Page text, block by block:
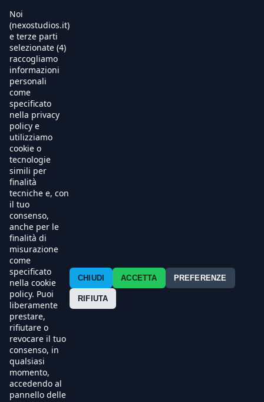
Contatti
Noi
(nexostudios.it)
e terze parti
selezionate (4)
raccogliamo
informazioni
personali
come
specificato
nella privacy
policy e
utilizziamo
cookie o
tecnologie
simili per
finalità
tecniche e, con
il tuo
consenso,
anche per le
finalità di
misurazione
come
specificato
nella cookie
policy. Puoi
liberamente
prestare,
rifiutare o
revocare il tuo
consenso, in
qualsiasi
momento,
accedendo al
pannello delle
CHIUDI ACCETTA PREFERENZE
RIFIUTA